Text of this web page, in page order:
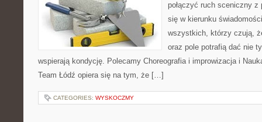
połączyć ruch sceniczny
się w kierunku
wszystkich, którzy czują,
oraz pole potrafią dać nie
wspierają kondycję. Polecamy Choreografia i improwizacja i
Team Łódź opiera się na tym, że […]
CATEGORIES: WYSKOCZMY